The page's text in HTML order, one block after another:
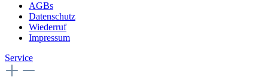
AGBs
Datenschutz
Wiederruf
Impressum
Service